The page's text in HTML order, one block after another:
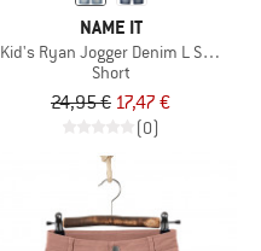
NAME IT
Kid's Ryan Jogger Denim L Shorts
Short
24,95 € 17,47 €
(0)